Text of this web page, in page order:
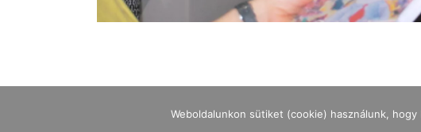
Weboldalunkon sütiket (cookie) használunk,